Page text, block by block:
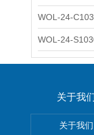
关于我
关于我们